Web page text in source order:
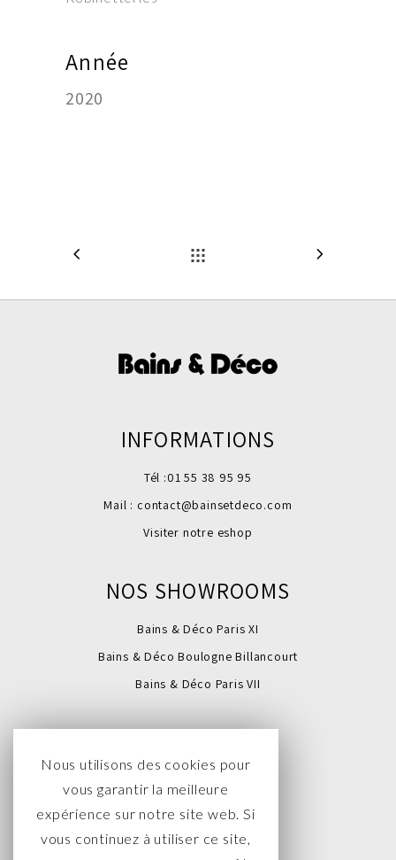
Année
2020
INFORMATIONS
Tél :01 55 38 95 95
Mail : contact@bainsetdeco.com
Visiter notre eshop
NOS SHOWROOMS
Bains & Déco Paris XI
Bains & Déco Boulogne Billancourt
Bains & Déco Paris VII
Nous utilisons des cookies pour
vous garantir la meilleure
expérience sur notre site web. Si
vous continuez à utiliser ce site,